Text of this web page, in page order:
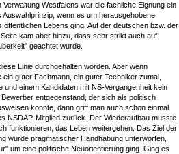
Verwaltung Westfalens war die fachliche Eignung ein
Auswahlprinzip, wenn es um herausgehobene
öffentlichen Lebens ging. Auf der deutschen bzw. der
kam aber hinzu, dass sehr strikt auch auf
geachtet wurde.
Linie durchgehalten worden. Aber wenn
ein guter Fachmann, ein guter Techniker zumal,
und einem Kandidaten mit NS-Vergangenheit kein
entgegenstand, der sich als politisch
konnte, dann griff man auch schon einmal
NSDAP-Mitglied zurück. Der Wiederaufbau musste
funktionieren, das Leben weitergehen. Das Ziel der
wurde pragmatischer Handhabung unterworfen,
um eine politische Neuorientierung ging. Ging es